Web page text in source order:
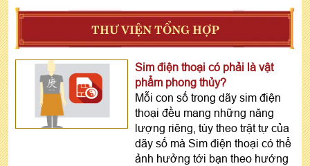
THƯ VIỆN TỔNG HỢP
Sim điện thoại có phải là vật
phẩm phong thủy?
Mỗi con số trong dãy sim điện
thoại đều mang những năng
lượng riêng, tùy theo trật tự của
dãy số mà Sim điện thoại có thể
ảnh hưởng tới bạn theo hướng